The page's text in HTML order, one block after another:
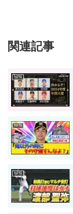
関連記事
NPB
NPB
NPB